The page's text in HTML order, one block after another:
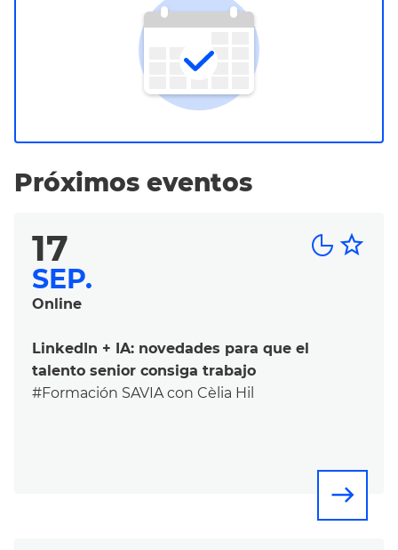
Próximos eventos
17
SEP.
Online
star_border
LinkedIn + IA: novedades para que el
talento senior consiga trabajo
#Formación SAVIA con Cèlia Hil
east